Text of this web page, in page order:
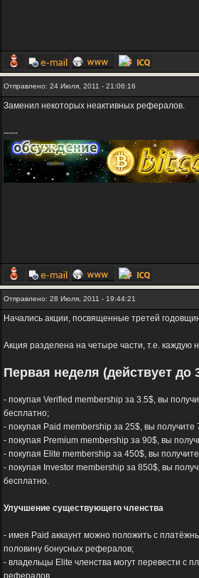
Отправлено: 24 Июля, 2011 - 21:06:16
Заменил некоторых неактивных рефералов.
-----
Отправлено: 28 Июля, 2011 - 19:44:21
Начались акции, посвященные третей
Акция разделена на четыре части, т.е.
Первая неделя (действует до
- покупая Verified membership за 3.5$, вы
бесплатно;
- покупая Paid membership за 25$, вы
- покупая Premium membership за 90$, вы
- покупая Elite membership за 450$, вы
- покупая Investor membership за 850$, вы
бесплатно.
Улучшение существующего членства
- имея Paid аккаунт можно положить с
половину бонусных рефералов;
- владельцы Elite членства могут перевести с
рефералов.